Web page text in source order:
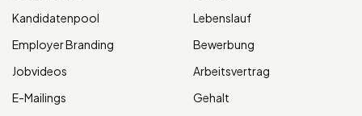
Kandidatenpool
Employer Branding
Jobvideos
E-Mailings
Lebenslauf
Bewerbung
Arbeitsvertrag
Gehalt